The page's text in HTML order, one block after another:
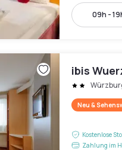
09h -
ibis
Neu &
Kostenlose
Zahlung im